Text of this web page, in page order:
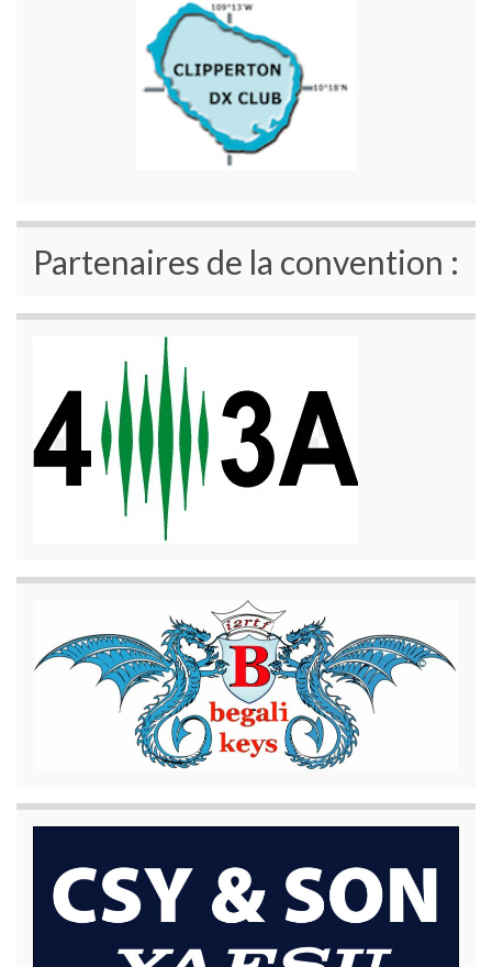
Partenaires de la convention :